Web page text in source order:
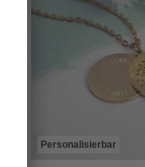
Personalisierbar